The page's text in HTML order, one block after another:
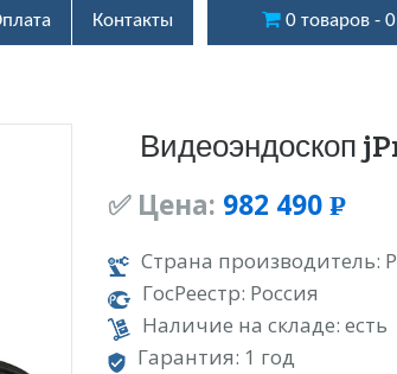
Контакты 0 товаров
Видеоэндоскоп
✅ Цена: 982 490 Р
УБ.
Страна производитель:
ГосРеестр: Россия
Наличие на складе: есть
Гарантия: 1 год